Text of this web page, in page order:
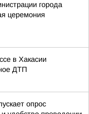
города
церемония
в Хакасии
ДТП
опрос